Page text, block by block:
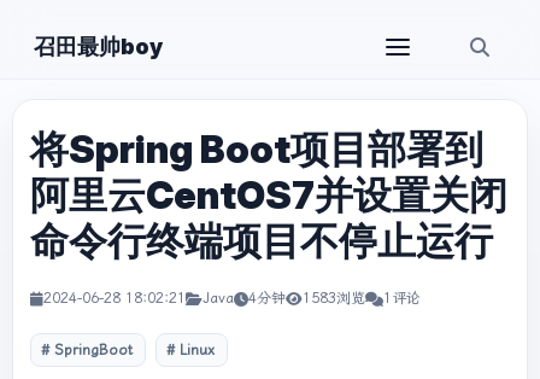
召田最帅boy
将Spring Boot项目部署到
阿里云CentOS7并设置关闭
命令行终端项目不停止运行
2024-06-28 18:02:21 Java 4分钟 1583浏览 1评论
SpringBoot Linux